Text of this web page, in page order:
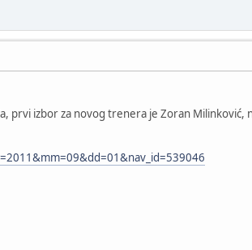
prvi izbor za novog trenera je Zoran